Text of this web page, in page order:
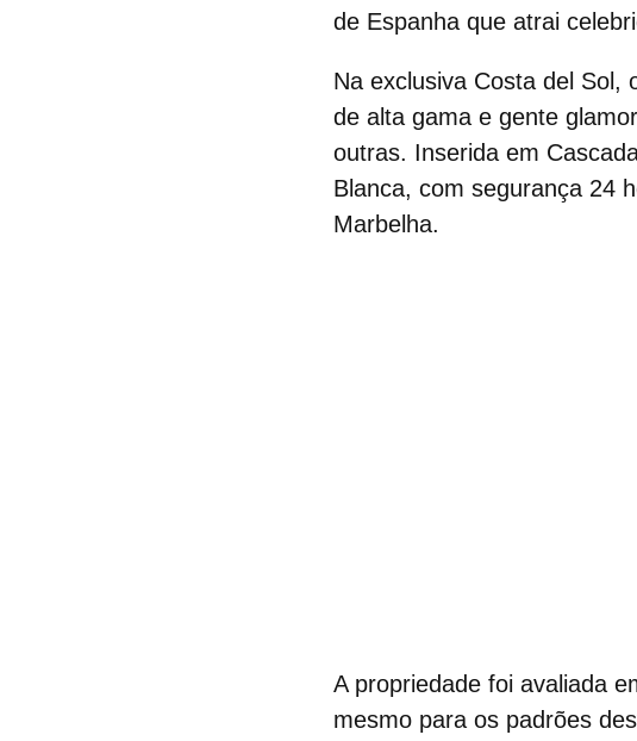
de Espanha que atrai
Na exclusiva Costa del Sol,
de alta gama e gente
outras. Inserida em
Blanca, com segurança 24
Marbelha.
A propriedade foi avaliada
mesmo para os padrões